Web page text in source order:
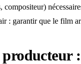
compositeur)
: garantir que le film